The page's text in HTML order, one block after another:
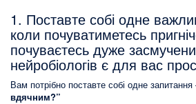
1. Поставте собі одне
коли почуватиметесь
почуваєтесь дуже
нейробіологів є для вас
Вам потрібно поставте собі одне
вдячним?”